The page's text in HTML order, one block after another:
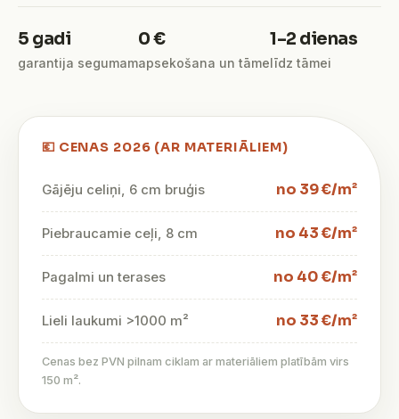
5 gadi
garantija segumam
0 €
apsekošana un tāme
1–2 dienas
līdz tāmei
💶 CENAS 2026 (AR MATERIĀLIEM)
Gājēju celiņi, 6 cm bruģis no 39 €/m²
Piebraucamie ceļi, 8 cm no 43 €/m²
Pagalmi un terases no 40 €/m²
Lieli laukumi >1000 m² no 33 €/m²
Cenas bez PVN pilnam ciklam ar materiāliem platībām virs
150 m².